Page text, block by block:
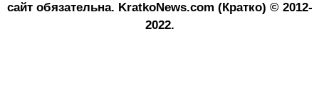
сайт обязательна. KratkoNews.com (Кратко) © 2012-
2022.